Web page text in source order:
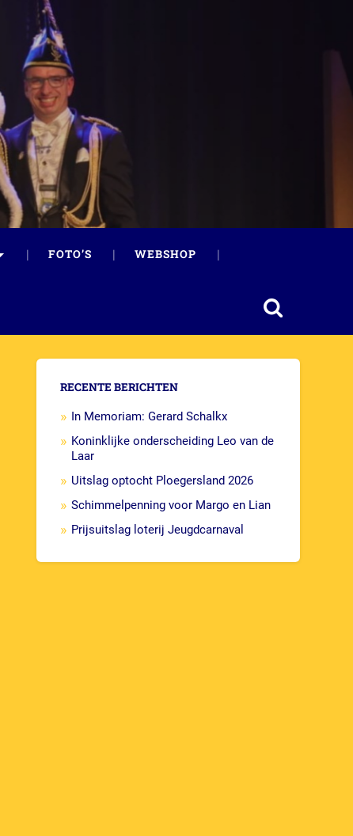
FOTO’S WEBSHOP
RECENTE BERICHTEN
In Memoriam: Gerard Schalkx
Koninklijke onderscheiding Leo van de
Laar
Uitslag optocht Ploegersland 2026
Schimmelpenning voor Margo en Lian
Prijsuitslag loterij Jeugdcarnaval